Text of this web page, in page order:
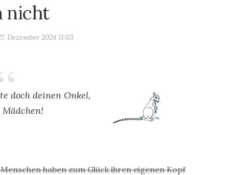
nicht
Dezember 2024 11:03
doch deinen Onkel,
haben zum Glück ihren eigenen Kopf